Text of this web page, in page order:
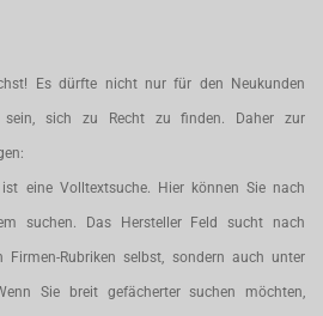
Es dürfte nicht nur für den Neukunden
sein, sich zu Recht zu finden. Daher zur
eine Volltextsuche. Hier können Sie nach
suchen. Das Hersteller Feld sucht nach
Rubriken selbst, sondern auch unter
Sie breit gefächerter suchen möchten,